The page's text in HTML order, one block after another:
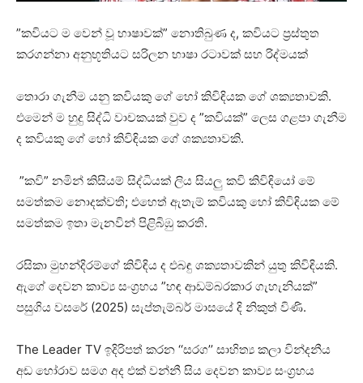
”කවියට ම වෙන් වූ භාෂාවක්” නොතිබුණ ද, කවියට ප්‍රස්තුත
කරගන්නා අනුභූතියට සරිලන භාෂා රටාවක් සහ රිද්මයක්
තොරා ගැනීම යනු කවියකු ගේ හෝ කිවිඳියක ගේ ශක්‍යතාවකි.
එමෙන් ම හුදු සිද්ධි වාචකයක් වුව ද ”කවියක්” ලෙස ගළපා ගැනීම
ද කවියකු ගේ හෝ කිවිඳියක ගේ ශක්‍යතාවකි.
”කවි” නමින් කිසියම් සිද්ධියක් ලිය සියලු කවි කිවිඳියෝ මේ
සමත්කම නොදක්වති; එහෙත් ඇතැම් කවියකු හෝ කිවිඳියක මේ
සමත්කම ඉතා මැනවින් පිළිබිඹු කරති.
රසිකා මුහන්දිරම්ගේ කිවිඳිය ද එබඳු ශක්‍යතාවකින් යුතු කිවිඳියකි.
ඇගේ දෙවන කාව්‍ය සංග්‍රහය ”හඳ ආඩම්බරකාර ගැහැනියක්”
පසුගිය වසරේ (2025) සැප්තැම්බර් මාසයේ දි නිකුත් විණි.
The Leader TV ඉදිරිපත් කරන ‘‘සරග’’ සාහිත්‍ය කලා වින්දනීය
අඩ හෝරාව සමග අද එක් වන්නී සිය දෙවන කාව්‍ය සංග්‍රහය